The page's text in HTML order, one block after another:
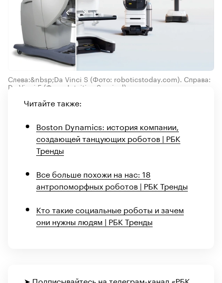
Слева:&nbsp;Da Vinci S (Фото: roboticstoday.com). Справа:
Da Vinci 5 (Фото: Intuitive Surgical)
Читайте также:
Boston Dynamics: история компании,
создающей танцующих роботов | РБК
Тренды
Все больше похожи на нас: 18
антропоморфных роботов | РБК Тренды
Кто такие социальные роботы и зачем
они нужны людям | РБК Тренды
➤ Подписывайтесь на телеграм-канал «РБК